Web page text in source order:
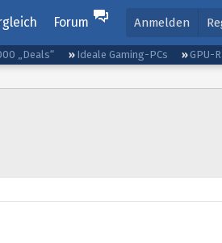
Forum Anmelden
„Deals“ Ideale Gaming-PCs GPU-